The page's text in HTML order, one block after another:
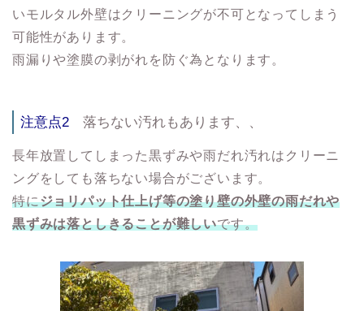
いモルタル外壁はクリーニングが不可となってしまう
可能性があります。
雨漏りや塗膜の剥がれを防ぐ為となります。
注意点2 落ちない汚れもあります、、
長年放置してしまった黒ずみや雨だれ汚れはクリーニ
ングをしても落ちない場合がございます。
特にジョリパット仕上げ等の塗り壁の外壁の雨だれや
黒ずみは落としきることが難しいです。